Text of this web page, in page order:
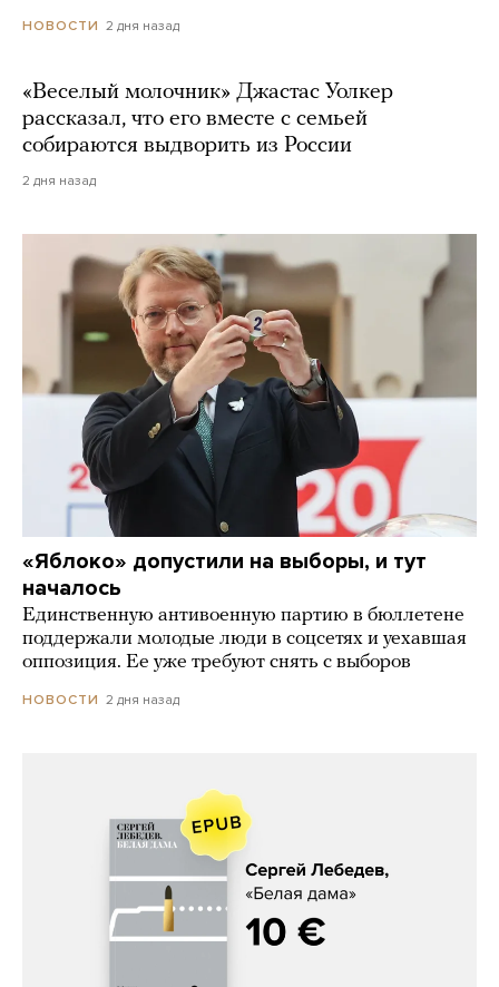
НОВОСТИ 2 дня назад
«Веселый молочник» Джастас Уолкер
рассказал, что его вместе с семьей
собираются выдворить из России
2 дня назад
«Яблоко» допустили на выборы, и тут
началось
Единственную антивоенную партию в бюллетене
поддержали молодые люди в соцсетях и уехавшая
оппозиция. Ее уже требуют снять с выборов
НОВОСТИ 2 дня назад